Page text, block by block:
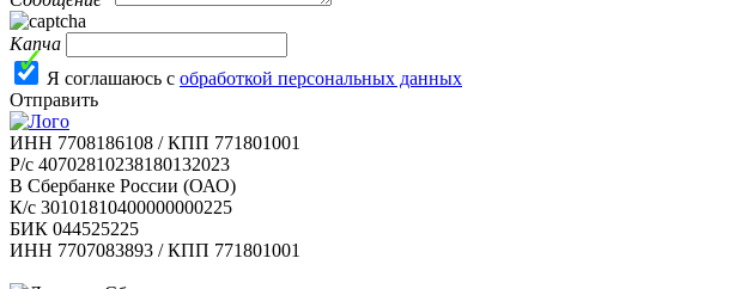
Капча
Я соглашаюсь с обработкой персональных данных
Отправить
ИНН 7708186108 / КПП 771801001
Р/с 40702810238180132023
В Сбербанке России (ОАО)
К/с 30101810400000000225
БИК 044525225
ИНН 7707083893 / КПП 771801001